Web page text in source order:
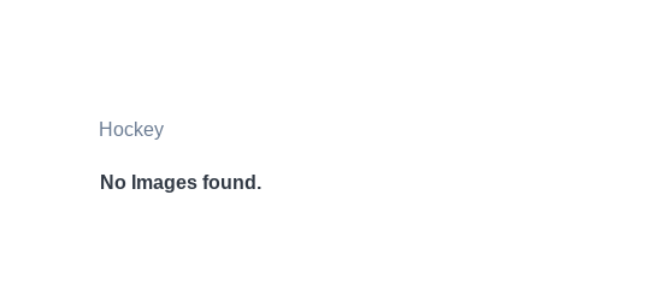
Hockey
No Images found.